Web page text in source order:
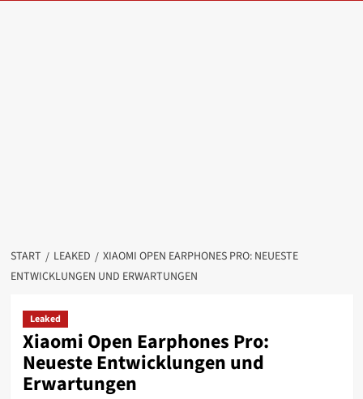
START LEAKED
XIAOMI OPEN EARPHONES PRO: NEUESTE
ENTWICKLUNGEN UND ERWARTUNGEN
Leaked
Xiaomi Open Earphones Pro:
Neueste Entwicklungen und
Erwartungen